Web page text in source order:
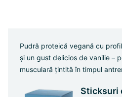
Pudră proteică vegană cu
și un gust delicios de vanilie –
musculară țintită în timpul
Sticksuri